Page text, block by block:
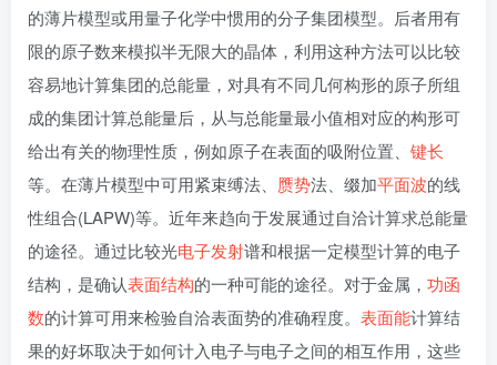
的薄片模型或用量子化学中惯用的分子集团模型。后者用有
限的原子数来模拟半无限大的晶体，利用这种方法可以比较
容易地计算集团的总能量，对具有不同几何构形的原子所组
成的集团计算总能量后，从与总能量最小值相对应的构形可
给出有关的物理性质，例如原子在表面的吸附位置、 键长
等。在薄片模型中可用紧束缚法、 赝势法、缀加平面波的线
性组合(LAPW)等。近年来趋向于发展通过自洽计算求总能量
的途径。通过比较光电子发射谱和根据一定模型计算的电子
结构，是确认表面结构的一种可能的途径。对于金属， 功函
数的计算可用来检验自洽表面势的准确程度。 表面能计算结
果的好坏取决于如何计入电子与电子之间的相互作用，这些